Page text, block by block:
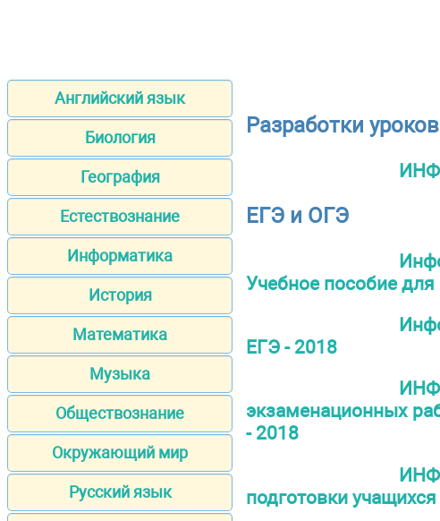
Английский язык
Биология
География
Естествознание
Информатика
История
Математика
Музыка
Обществознание
Окружающий мир
Русский язык
Разработки уроков
ЕГЭ и ОГЭ
Учебное пособие
ЕГЭ - 2018
экзаменационных
- 2018
подготовки